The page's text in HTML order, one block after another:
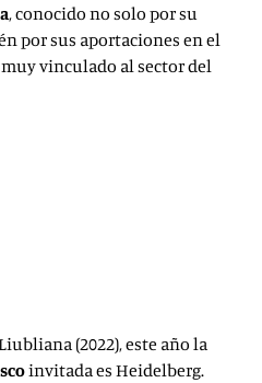
, conocido no solo por su
por sus aportaciones en el
vinculado al sector del
(2022), este año la
invitada es Heidelberg.